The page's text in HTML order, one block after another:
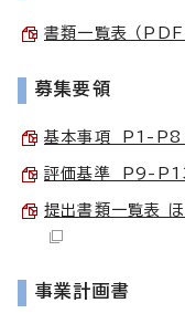
書類一覧表 （
募集要領
基本事項 P1-P8
評価基準 P9-
提出書類一覧表
事業計画書